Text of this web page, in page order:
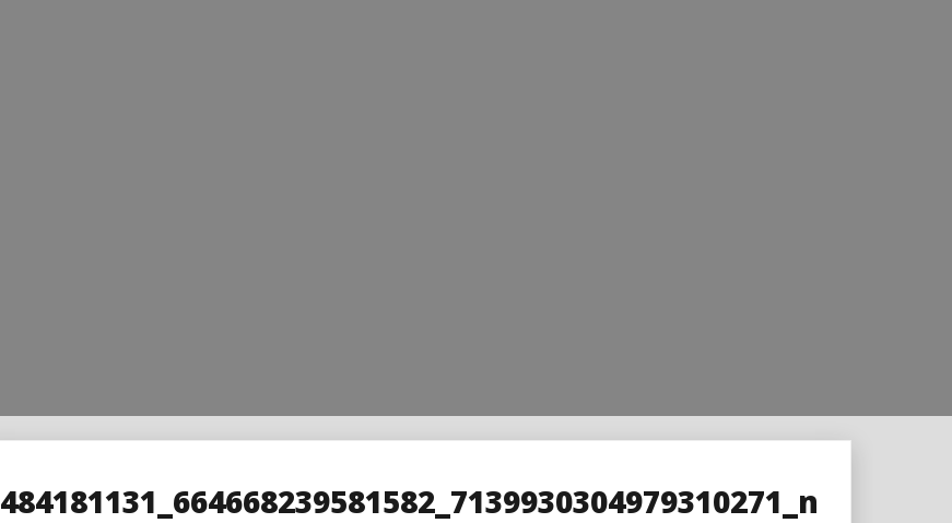
484181131_664668239581582_7139930304979310271_n